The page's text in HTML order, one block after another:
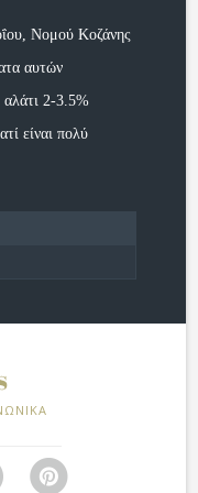
Νομού Κοζάνης
αυτών
αλάτι 2-3.5%
είναι πολύ